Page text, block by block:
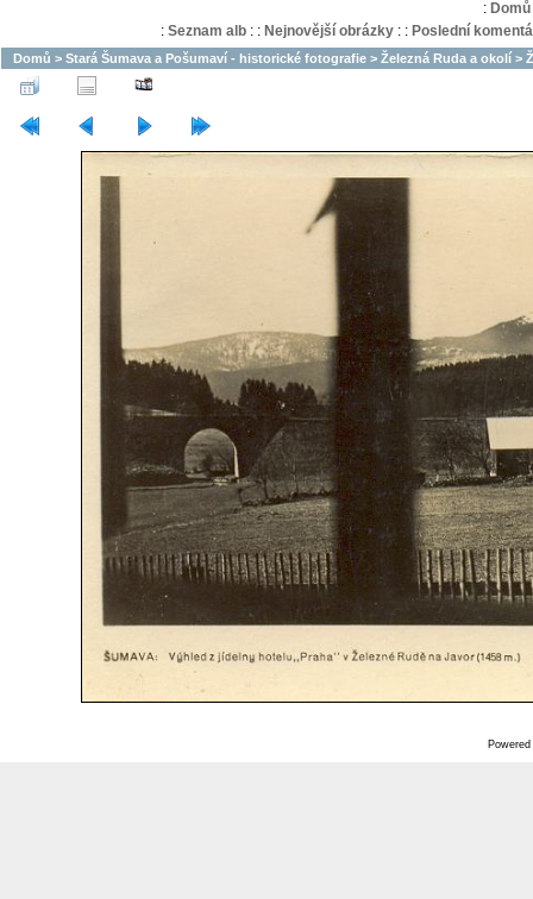
: Domů
: Seznam alb: : Nejnovější obrázky: : Poslední
Domů > Stará Šumava a Pošumaví - historické fotografie > Železná Ruda a okolí >